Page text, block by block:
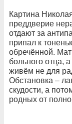
Картина
преддверие
отдают за
припал к
обречённой.
больного отца,
живём не для
Обстановка –
скудости, а
родных от